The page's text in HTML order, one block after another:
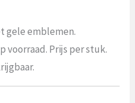
gele emblemen.
voorraad. Prijs per stuk.